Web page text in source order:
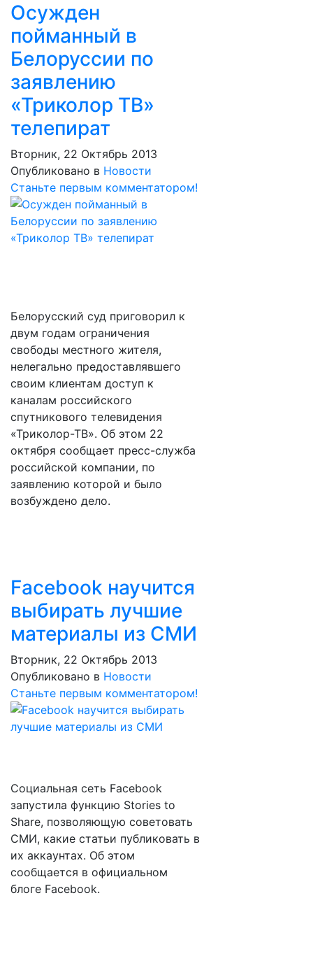
Осужден
пойманный в
Белоруссии по
заявлению
«Триколор ТВ»
телепират
Вторник, 22 Октябрь 2013
Опубликовано в Новости
Станьте первым комментатором!
Белорусский суд приговорил к
двум годам ограничения
свободы местного жителя,
нелегально предоставлявшего
своим клиентам доступ к
каналам российского
спутникового телевидения
«Триколор-ТВ». Об этом 22
октября сообщает пресс-служба
российской компании, по
заявлению которой и было
возбуждено дело.
Facebook научится
выбирать лучшие
материалы из СМИ
Вторник, 22 Октябрь 2013
Опубликовано в Новости
Станьте первым комментатором!
Социальная сеть Facebook
запустила функцию Stories to
Share, позволяющую советовать
СМИ, какие статьи публиковать в
их аккаунтах. Об этом
сообщается в официальном
блоге Facebook.